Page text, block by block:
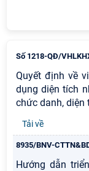
Số 1218-QĐ/
Quyết định về
dụng diện tích
chức danh, diện
Tải về
8935/BNV-
Hướng dẫn